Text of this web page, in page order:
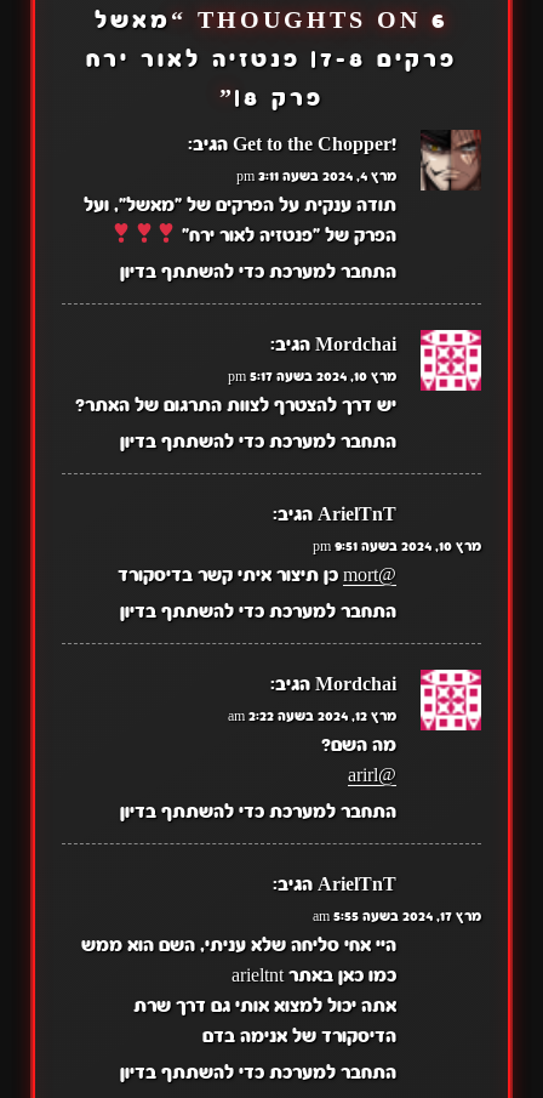
6 THOUGHTS ON “
מאשל
פרקים 7-8| פנטזיה לאור ירח
פרק 8|
”
!Get to the Chopper הגיב:
מרץ 4, 2024 בשעה 3:11 pm
תודה ענקית על הפרקים של "מאשל", ועל
הפרק של "פנטזיה לאור ירח"
התחבר למערכת כדי להשתתף בדיון
Mordchai הגיב:
מרץ 10, 2024 בשעה 5:17 pm
יש דרך להצטרף לצוות התרגום של האתר?
התחבר למערכת כדי להשתתף בדיון
ArielTnT הגיב:
מרץ 10, 2024 בשעה 9:51 pm
@mort
כן תיצור איתי קשר בדיסקורד
התחבר למערכת כדי להשתתף בדיון
Mordchai הגיב:
מרץ 12, 2024 בשעה 2:22 am
מה השם?
@arirl
התחבר למערכת כדי להשתתף בדיון
ArielTnT הגיב:
מרץ 17, 2024 בשעה 5:55 am
היי אחי סליחה שלא עניתי, השם הוא ממש
כמו כאן באתר arieltnt
אתה יכול למצוא אותי גם דרך שרת
הדיסקורד של אנימה בדם
התחבר למערכת כדי להשתתף בדיון